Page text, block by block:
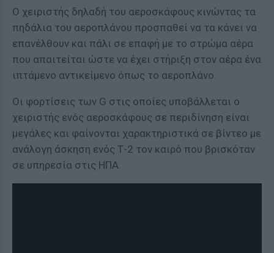
Ο χειριστής δηλαδή του αεροσκάφους κινώντας τα
πηδάλια του αεροπλάνου προσπαθεί να τα κάνει να
επανέλθουν και πάλι σε επαφή με το στρώμα αέρα
που απαιτείται ώστε να έχει στήριξη στον αέρα ένα
ιπτάμενο αντικείμενο όπως το αεροπλάνο.
Οι φορτίσεις των G στις οποίες υποβάλλεται ο
χειριστής ενός αεροσκάφους σε περιδίνηση είναι
μεγάλες και φαίνονται χαρακτηριστικά σε βίντεο με
ανάλογη άσκηση ενός Τ-2 τον καιρό που βρισκόταν
σε υπηρεσία στις ΗΠΑ.